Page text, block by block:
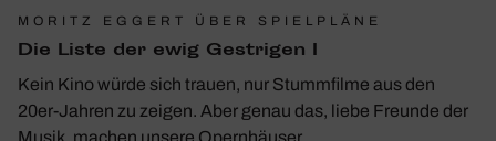
MORITZ EGGERT ÜBER SPIELPLÄNE
Die Liste der ewig Gest­rigen I
Kein Kino würde sich trauen, nur Stummfilme aus den
20er-Jahren zu zeigen. Aber genau das, liebe Freunde der
Musik, machen unsere Opernhäuser.